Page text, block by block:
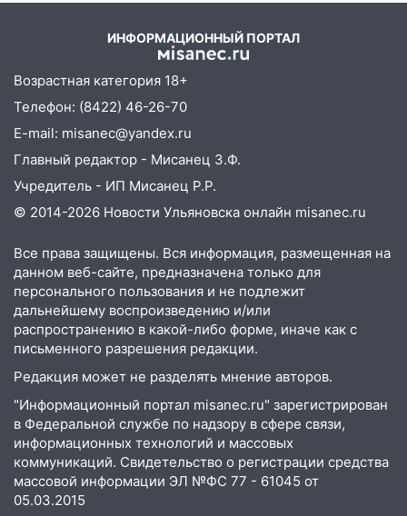
09:44 Ульяновские спасатели помогли
юному велосипедисту на улице
Чернышевского
08:21 В Заволжском районе украли два
велосипеда
07:18 В Ульяновск идет
тридцатиградусная жара: какая будет
06:00 Четыре года борьбы: ульяновские
за плесень на стенах
05:00 Кому 6 августа звезды сулят
прибыль, а кому — испытания на
прочность
05.08.2026
22:58
Соцсети: на проспекте Тюленева
ДТП с мотоциклистом
20:22 Мошенники обманули 92-летнюю
жительницу Ульяновской области
19:14
Житель Ульяновской области
подвез троих незнакомцев на трассе и
ИНФОРМАЦИОННЫЙ ПОРТАЛ
Возрастная категория 18+
Телефон: (8422) 46-26-70
E-mail: misanec@yandex.ru
Главный редактор - Мисанец З.Ф.
Учредитель - ИП Мисанец Р.Р.
© 2014-2026 Новости Ульяновска онлайн misanec.ru
Все права защищены. Вся информация, размещенная на
данном веб-сайте, предназначена только для
персонального пользования и не подлежит
дальнейшему воспроизведению и/или
распространению в какой-либо форме, иначе как с
письменного разрешения редакции.
Редакция может не разделять мнение авторов.
"Информационный портал misanec.ru" зарегистрирован
в Федеральной службе по надзору в сфере связи,
информационных технологий и массовых
коммуникаций. Свидетельство о регистрации средства
массовой информации ЭЛ №ФС 77 - 61045 от
05.03.2015